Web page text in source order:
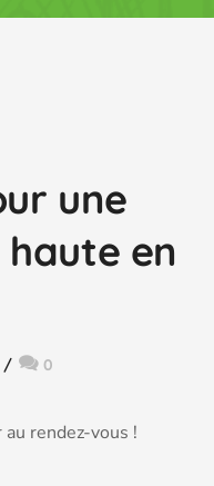
une
en
0
rendez-vous !